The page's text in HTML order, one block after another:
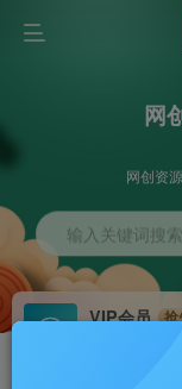
网
网创资
输入关键词搜索
VIP会员